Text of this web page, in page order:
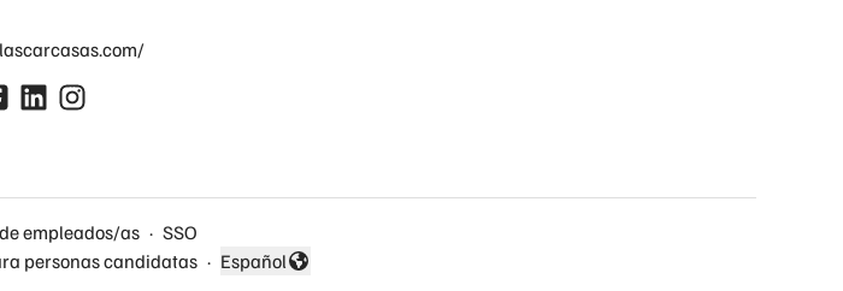
empleados/as · SSO
personas candidatas ·
Cambiar idioma
Español